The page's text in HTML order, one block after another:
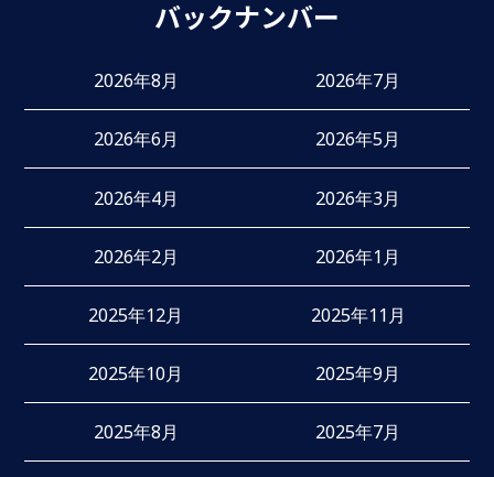
バックナンバー
2026年8月 2026年7月
2026年6月 2026年5月
2026年4月 2026年3月
2026年2月 2026年1月
2025年12月 2025年11月
2025年10月 2025年9月
2025年8月 2025年7月